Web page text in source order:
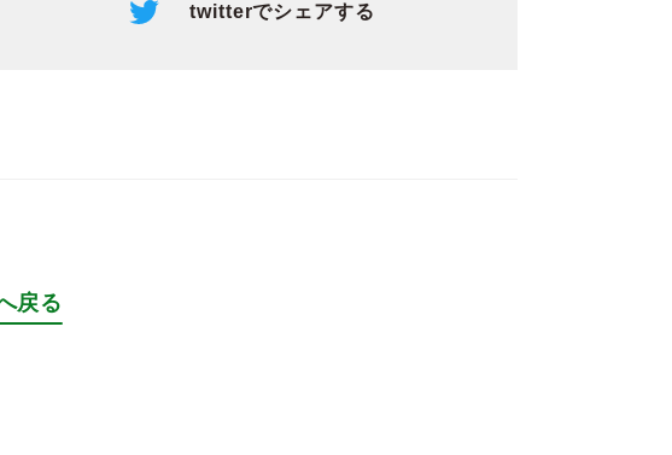
twitterでシェアする
戻る